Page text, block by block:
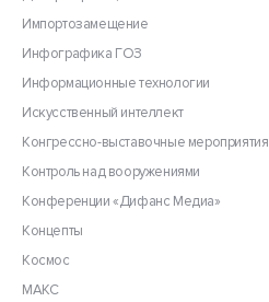
Импортозамещение
Инфографика ГОЗ
Информационные технологии
Искусственный интеллект
Конгрессно-выставочные мероприятия
Контроль над вооружениями
Конференции «Дифанс Медиа»
Концепты
Космос
МАКС